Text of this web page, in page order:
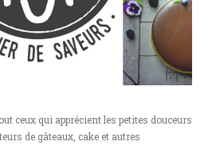
ceux qui apprécient les petites douceurs
de gâteaux, cake et autres